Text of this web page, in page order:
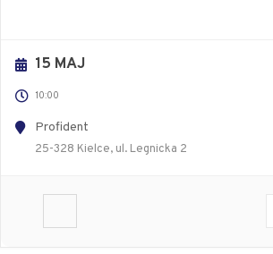
15 MAJ
10:00
Profident
25-328 Kielce, ul. Legnicka 2